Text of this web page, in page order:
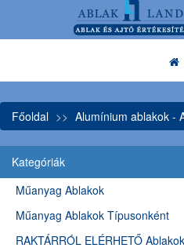
Főoldal Alumínium ablakok -
Kategóriák
Műanyag Ablakok
Műanyag Ablakok Típusonként
RAKTÁRRÓL ELÉRHETŐ Ablakok